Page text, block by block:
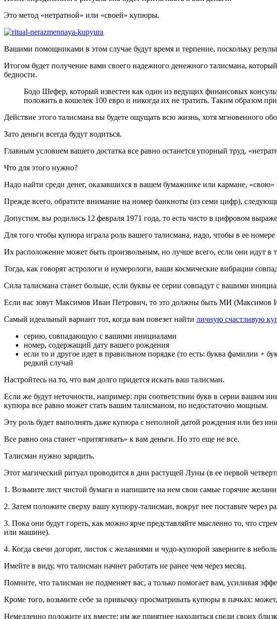
Это метод «нетратной» или «своей» купюры.
Вашими помощниками в этом случае будут время и терпение, поскольку
Итогом будет получение вами своего надежного денежного талисмана,
бедности.
Бодо Шефер, который известен как один из ведущих финансовых
положить в кошелек 100 евро и никогда их не тратить. Таким образом
Действие этого талисмана вы будете ощущать всю жизнь, хотя мгновенного
Зато деньги всегда будут водиться.
Главным условием вашего достатка все равно останется упорный труд,
Что для этого нужно?
Надо найти среди денег, оказавшихся в вашем бумажнике или кармане, «свою»
Прежде всего, обратите внимание на номер банкноты (из семи цифр),
Допустим, вы родились 12 февраля 1971 года, то есть чисто в цифровом
Для того чтобы купюра играла роль вашего талисмана, надо, чтобы в ее
Их расположение может быть произвольным, но лучше всего, если они идут в
Тогда, как говорят астрологи и нумерологи, ваши космические вибрации
Сила талисмана станет больше, если буквы ее серии совпадут с вашими
Если вас зовут Максимов Иван Петрович, то это должны быть МИ
Самый идеальный вариант тот, когда вам повезет найти личную счастливую
серию, совпадающую с вашими инициалами
номер, содержащий дату вашего рождения
если то и другое идет в правильном порядке (то есть: буква фамилии +
редкий случай
Настройтесь на то, что вам долго придется искать ваш талисман.
Если же будут неточности, например: при соответствии букв в серии вашим
купюра все равно может стать вашим талисманом, но недостаточно мощным.
Эту роль будет выполнять даже купюра с неполной датой рождения или без
Все равно она станет «притягивать» к вам деньги. Но это еще не все.
Талисман нужно зарядить.
Этот магический ритуал проводится в дни растущей Луны (в ее первой
1. Возьмите лист чистой бумаги и напишите на нем свои самые горячие
2. Затем положите сверху вашу купюру-талисман, вокруг нее поставьте через
3. Пока они будут гореть, как можно ярче представляйте мысленно то, что
или машине).
4. Когда свечи догорят, листок с желаниями и чудо-купюрой заверните в
Имейте в виду, что талисман начнет работать не ранее чем через месяц.
Помните, что талисман не подменяет вас, а только помогает вам, усиливая
Кроме того, возьмите себе за привычку просматривать купюры в пачках:
Немедленно положите их вместе: им же приятнее находиться среди своих